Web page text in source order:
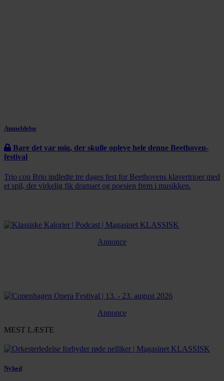
Anmeldelse
Bare det var mig, der skulle opleve hele denne Beethoven-
festival
Trio con Brio indledte tre dages fest for Beethovens klavertrioer med
et spil, der virkelig fik dramaet og poesien frem i musikken.
Annonce
Annonce
MEST LÆSTE
Nyhed